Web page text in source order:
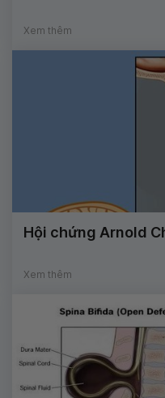
Xem thêm
Hội chứng Arnold
Xem thêm